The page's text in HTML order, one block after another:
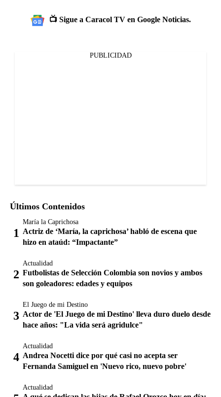
📺 Sigue a Caracol TV en Google Noticias.
PUBLICIDAD
Últimos Contenidos
María la Caprichosa
Actriz de ‘María, la caprichosa’ habló de escena que
hizo en ataúd: “Impactante”
Actualidad
Futbolistas de Selección Colombia son novios y ambos
son goleadores: edades y equipos
El Juego de mi Destino
Actor de 'El Juego de mi Destino' lleva duro duelo desde
hace años: "La vida será agridulce"
Actualidad
Andrea Nocetti dice por qué casi no acepta ser
Fernanda Samiguel en 'Nuevo rico, nuevo pobre'
Actualidad